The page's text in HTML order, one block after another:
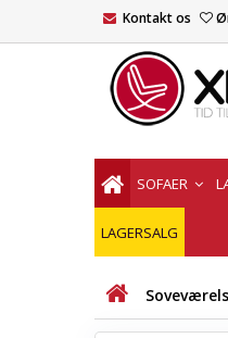
Kontakt os
SOFAER
LAGERSALG